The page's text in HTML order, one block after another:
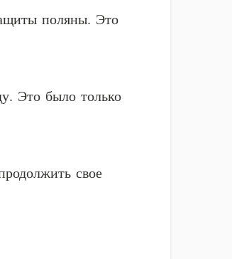
поляны. Это
Это было только
свое